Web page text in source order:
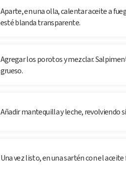
Aparte, en una olla, calentar aceite a
esté blanda transparente.
Agregar los porotos y mezclar.
grueso.
Añadir mantequilla y leche, revolviendo
Una vez listo, en una sartén con el